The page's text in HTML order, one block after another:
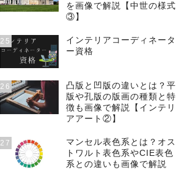
を画像で解説【中世の様式
③】
25
インテリアコーディネータ
ー資格
26
凸版と凹版の違いとは？平
版や孔版の版画の種類と特
徴も画像で解説【インテリ
アアート②】
27
マンセル表色系とは？オス
トワルト表色系やCIE表色
系との違いも画像で解説